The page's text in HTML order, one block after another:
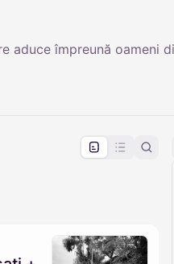
aduce împreună oameni